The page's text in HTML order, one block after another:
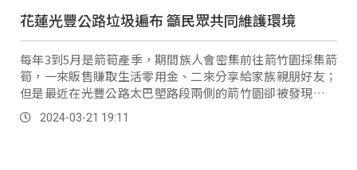
花蓮光豐公路垃圾遍布 籲民眾共同維護環境
每年3到5月是箭筍產季，期間族人會密集前往箭竹園採集箭
筍，一來販售賺取生活零用金、二來分享給家族親朋好友；
但是最近在光豐公路太巴塱路段兩側的箭竹園卻被發現許多
人為垃圾，讓族人非常困擾。
2024-03-21 19:11